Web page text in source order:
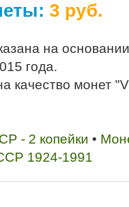
3 руб.
на
года.
качество монет
- 2 копейки •
1924-1991